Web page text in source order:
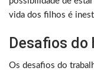
vida dos filhos é
Desafios
Os desafios do